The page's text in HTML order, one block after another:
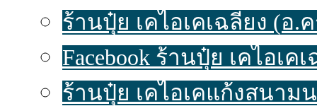
ร้านปุ๋ย เคไอเคเฉลียง (อ.
Facebook ร้านปุ๋ย เคไอเ
ร้านปุ๋ย เคไอเคแก้งสนาม